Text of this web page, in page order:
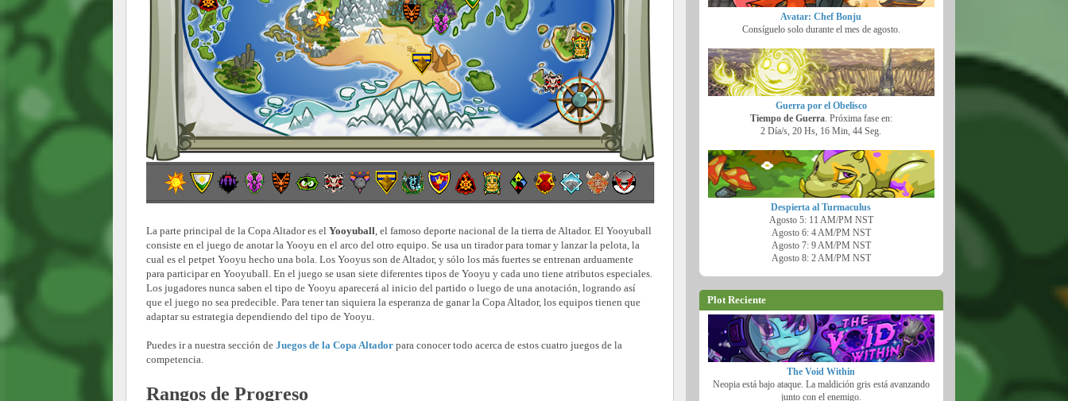
La parte principal de la Copa Altador es el Yooyuball, el famoso deporte nacional de la tierra de Altador. El Yooyuball
consiste en el juego de anotar la Yooyu en el arco del otro equipo. Se usa un tirador para tomar y lanzar la pelota, la
cual es el petpet Yooyu hecho una bola. Los Yooyus son de Altador, y sólo los más fuertes se entrenan arduamente
para participar en Yooyuball. En el juego se usan siete diferentes tipos de Yooyu y cada uno tiene atributos especiales.
Los jugadores nunca saben el tipo de Yooyu aparecerá al inicio del partido o luego de una anotación, logrando así
que el juego no sea predecible. Para tener tan siquiera la esperanza de ganar la Copa Altador, los equipos tienen que
adaptar su estrategia dependiendo del tipo de Yooyu.
Puedes ir a nuestra sección de Juegos de la Copa Altador para conocer todo acerca de estos cuatro juegos de la
competencia.
Rangos de Progreso
Avatar: Chef Bonju
Consíguelo solo durante el mes de agosto.
Guerra por el Obelisco
Tiempo de Guerra. Próxima fase en:
2 Día/s, 20 Hs, 16 Min, 42 Seg.
Despierta al Turmaculus
Agosto 5: 11 AM/PM NST
Agosto 6: 4 AM/PM NST
Agosto 7: 9 AM/PM NST
Agosto 8: 2 AM/PM NST
Plot Reciente
The Void Within
Neopia está bajo ataque. La maldición gris está avanzando
junto con el enemigo.